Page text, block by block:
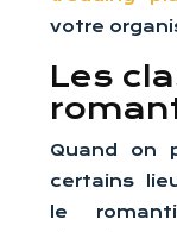
votre
Les
Quand on
certains
le